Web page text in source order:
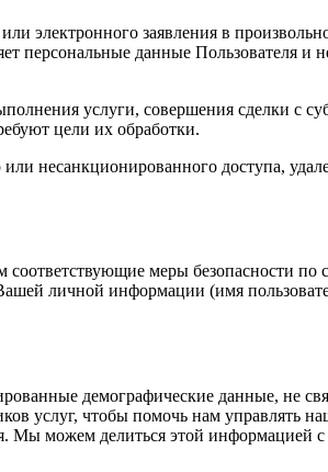
электронного заявления в
персональные данные Пользователя и
услуги, совершения сделки с
цели их обработки.
несанкционированного доступа,
меры безопасности по
личной информации (имя
демографические данные, не
услуг, чтобы помочь нам управлять
Мы можем делиться этой информацией